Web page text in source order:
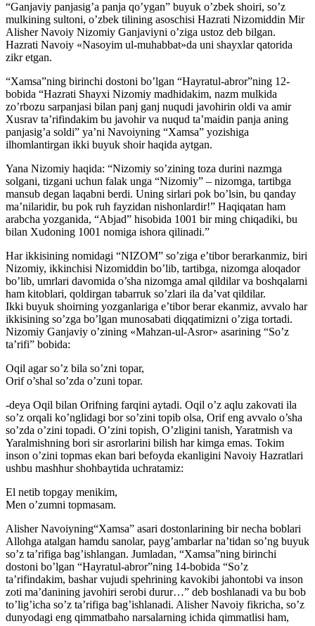
“Ganjaviy panjasig’a panja qo’ygan” buyuk o’zbek shoiri, so’z
mulkining sultoni, o’zbek tilining asoschisi Hazrati Nizomiddin Mir
Alisher Navoiy Nizomiy Ganjaviyni o’ziga ustoz deb bilgan.
Hazrati Navoiy «Nasoyim ul-muhabbat»da uni shayxlar qatorida
zikr etgan.
“Xamsa”ning birinchi dostoni bo’lgan “Hayratul-abror”ning 12-
bobida “Hazrati Shayxi Nizomiy madhidakim, nazm mulkida
zo’rbozu sarpanjasi bilan panj ganj nuqudi javohirin oldi va amir
Xusrav ta’rifindakim bu javohir va nuqud ta’maidin panja aning
panjasig’a soldi” ya’ni Navoiyning “Xamsa” yozishiga
ilhomlantirgan ikki buyuk shoir haqida aytgan.
Yana Nizomiy haqida: “Nizomiy so’zining toza durini nazmga
solgani, tizgani uchun falak unga “Nizomiy” – nizomga, tartibga
mansub degan laqabni berdi. Uning sirlari pok bo’lsin, bu qanday
ma’nilaridir, bu pok ruh fayzidan nishonlardir!” Haqiqatan ham
arabcha yozganida, “Abjad” hisobida 1001 bir ming chiqadiki, bu
bilan Xudoning 1001 nomiga ishora qilinadi.”
Har ikkisining nomidagi “NIZOM” so’ziga e’tibor berarkanmiz, biri
Nizomiy, ikkinchisi Nizomiddin bo’lib, tartibga, nizomga aloqador
bo’lib, umrlari davomida o’sha nizomga amal qildilar va boshqalarni
ham kitoblari, qoldirgan tabarruk so’zlari ila da’vat qildilar.
Ikki buyuk shoirning yozganlariga e’tibor berar ekanmiz, avvalo har
ikkisining so’zga bo’lgan munosabati diqqatimizni o’ziga tortadi.
Nizomiy Ganjaviy o’zining «Mahzan-ul-Asror» asarining “So’z
ta’rifi” bobida:
Oqil agar so’z bila so’zni topar,
Orif o’shal so’zda o’zuni topar.
-deya Oqil bilan Orifning farqini aytadi. Oqil o’z aqlu zakovati ila
so’z orqali ko’nglidagi bor so’zini topib olsa, Orif eng avvalo o’sha
so’zda o’zini topadi. O’zini topish, O’zligini tanish, Yaratmish va
Yaralmishning bori sir asrorlarini bilish har kimga emas. Tokim
inson o’zini topmas ekan bari befoyda ekanligini Navoiy Hazratlari
ushbu mashhur shohbaytida uchratamiz:
El netib topgay menikim,
Men o’zumni topmasam.
Alisher Navoiyning“Xamsa” asari dostonlarining bir necha boblari
Allohga atalgan hamdu sanolar, payg’ambarlar na’tidan so’ng buyuk
so’z ta’rifiga bag’ishlangan. Jumladan, “Xamsa”ning birinchi
dostoni bo’lgan “Hayratul-abror”ning 14-bobida “So’z
ta’rifindakim, bashar vujudi spehrining kavokibi jahontobi va inson
zoti ma’danining javohiri serobi durur…” deb boshlanadi va bu bob
to’lig’icha so’z ta’rifiga bag’ishlanadi. Alisher Navoiy fikricha, so’z
dunyodagi eng qimmatbaho narsalarning ichida qimmatlisi ham,